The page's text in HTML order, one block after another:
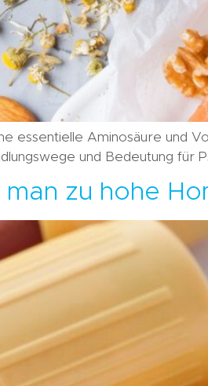
essentielle Aminosäure und
und Bedeutung für
zu hohe